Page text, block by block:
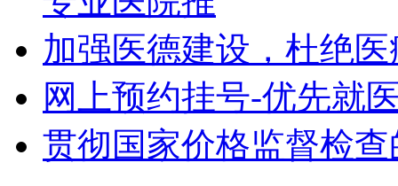
加强医德建设，杜绝
网上预约挂号-优先就
贯彻国家价格监督检